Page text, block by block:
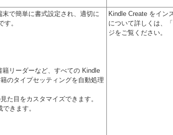
で簡単に書式設定され、適切に
。
リーダーなど、すべての Kindle
のタイプセッティングを自動処理
た目をカスタマイズできます。
きます。
Kindle Create をイン
について詳しくは、「
ジをご覧ください。